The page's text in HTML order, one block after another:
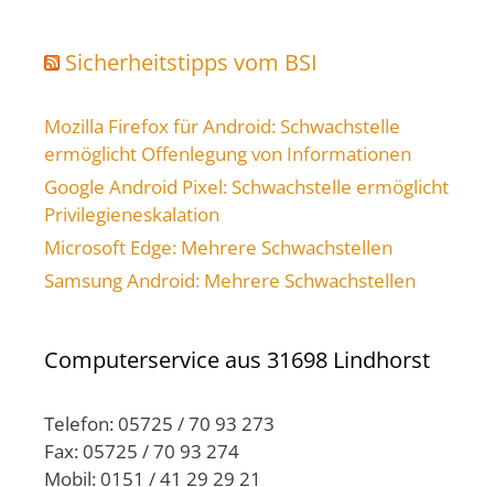
Sicherheitstipps vom BSI
Mozilla Firefox für Android: Schwachstelle
ermöglicht Offenlegung von Informationen
Google Android Pixel: Schwachstelle ermöglicht
Privilegieneskalation
Microsoft Edge: Mehrere Schwachstellen
Samsung Android: Mehrere Schwachstellen
Computerservice aus 31698 Lindhorst
Telefon: 05725 / 70 93 273
Fax: 05725 / 70 93 274
Mobil: 0151 / 41 29 29 21